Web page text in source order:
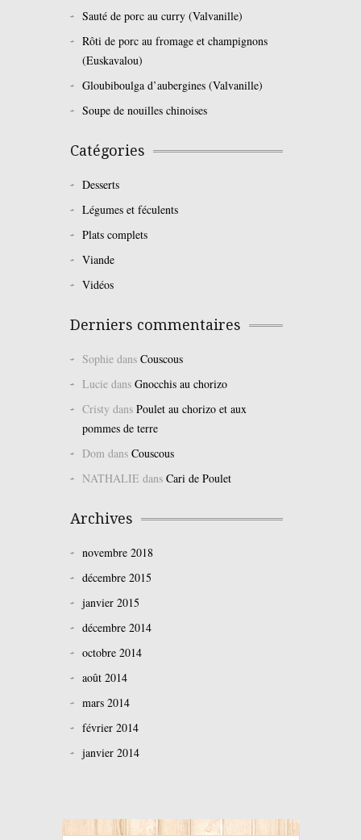
Sauté de porc au curry (Valvanille)
Rôti de porc au fromage et champignons
(Euskavalou)
Gloubiboulga d’aubergines (Valvanille)
Soupe de nouilles chinoises
Catégories
Desserts
Légumes et féculents
Plats complets
Viande
Vidéos
Derniers commentaires
Sophie dansCouscous
Lucie dansGnocchis au chorizo
Cristy dansPoulet au chorizo et aux
pommes de terre
Dom dansCouscous
NATHALIE dansCari de Poulet
Archives
novembre 2018
décembre 2015
janvier 2015
décembre 2014
octobre 2014
août 2014
mars 2014
février 2014
janvier 2014